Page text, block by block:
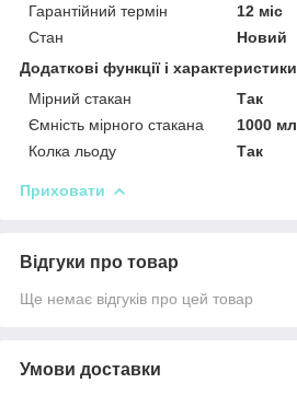
Гарантійний термін
12 міс
Стан
Новий
Додаткові функції і характеристики
Мірний стакан
Так
Ємність мірного стакана
1000 мл
Колка льоду
Так
Приховати
Відгуки про товар
Ще немає відгуків про цей товар
Умови доставки